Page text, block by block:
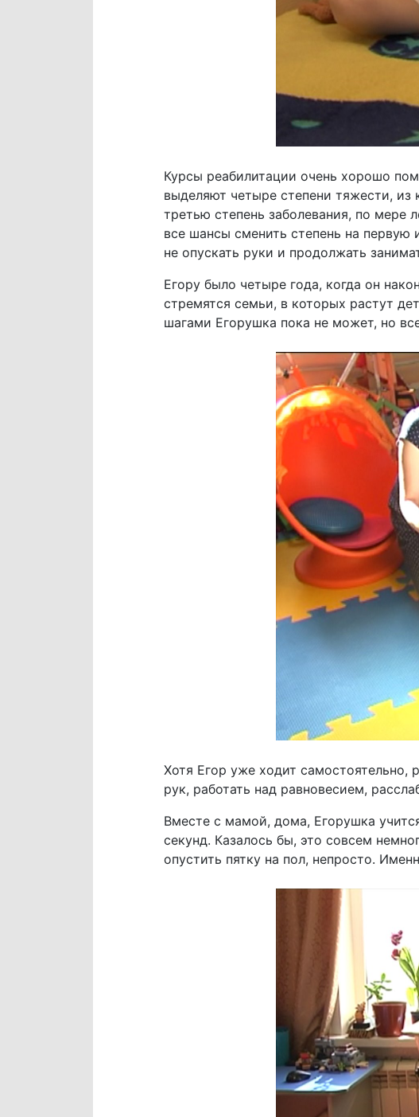
Курсы реабилитации очень хорошо
выделяют четыре степени тяжести, из
третью степень заболевания, по мере
все шансы сменить степень на первую
не опускать руки и продолжать
Егору было четыре года, когда он
стремятся семьи, в которых растут
шагами Егорушка пока не может, но
Хотя Егор уже ходит
рук, работать над равновесием,
Вместе с мамой, дома, Егорушка
секунд. Казалось бы, это совсем
опустить пятку на пол, непросто.